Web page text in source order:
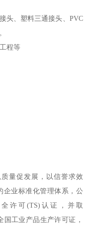
头、塑料三通接头、PVC
程等
量促发展，以信誉求效
企业标准化管理体系，公
许可(TS)认证，并取
国工业产品生产许可证，